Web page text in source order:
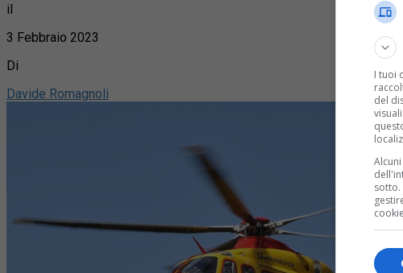
il
3 Febbraio 2023
Di
Davide Romagnoli
I tuoi
del
sotto.